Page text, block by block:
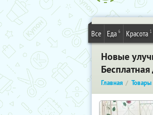
Все Еда 6 Красота 1
Новые
Главная Товары